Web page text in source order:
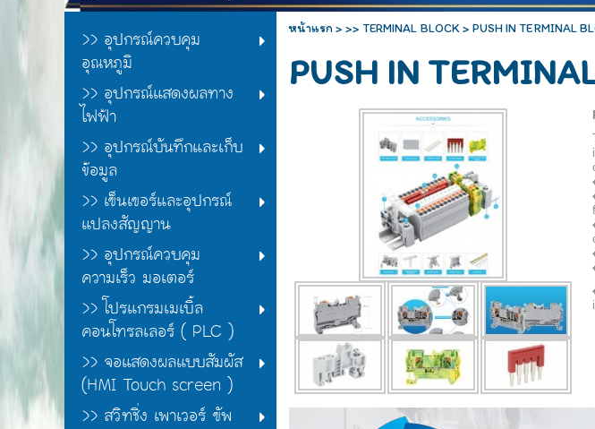
>> อุปกรณ์ควบคุม
อุณหภูมิ
>> อุปกรณ์แสดงผลทาง
ไฟฟ้า
>> อุปกรณ์บันทึกและเก็บ
ข้อมูล
>> เฃ็นเฃอร์และอุปกรณ์
แปลงสัญญาน
>> อุปกรณ์ควบคุม
ความเร็ว มอเตอร์
>> โปรแกรมเมเบิ้ล
คอนโทรลเลอร์ ( PLC )
>> จอแสดงผลแบบสัมผัส
(HMI Touch screen )
>> สวิทชิ่ง เพาเวอร์ ฃัพ
หน้าแรก > >> TERMINAL BLOCK> PUSH IN TERMINAL
PUSH IN